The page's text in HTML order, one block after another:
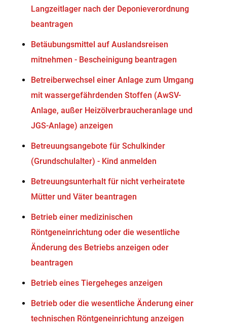
Langzeitlager nach der Deponieverordnung
beantragen
Betäubungsmittel auf Auslandsreisen
mitnehmen - Bescheinigung beantragen
Betreiberwechsel einer Anlage zum Umgang
mit wassergefährdenden Stoffen (AwSV-
Anlage, außer Heizölverbraucheranlage und
JGS-Anlage) anzeigen
Betreuungsangebote für Schulkinder
(Grundschulalter) - Kind anmelden
Betreuungsunterhalt für nicht verheiratete
Mütter und Väter beantragen
Betrieb einer medizinischen
Röntgeneinrichtung oder die wesentliche
Änderung des Betriebs anzeigen oder
beantragen
Betrieb eines Tiergeheges anzeigen
Betrieb oder die wesentliche Änderung einer
technischen Röntgeneinrichtung anzeigen